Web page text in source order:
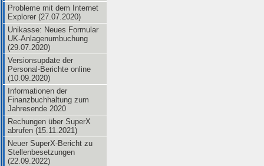
Probleme mit dem Internet
Explorer (27.07.2020)
Unikasse: Neues Formular
UK-Anlagenumbuchung
(29.07.2020)
Versionsupdate der
Personal-Berichte online
(10.09.2020)
Informationen der
Finanzbuchhaltung zum
Jahresende 2020
Rechungen über SuperX
abrufen (15.11.2021)
Neuer SuperX-Bericht zu
Stellenbesetzungen
(22.09.2022)